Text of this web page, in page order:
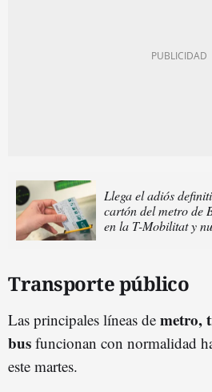
Llega el adiós
cartón del metro de
en la T-Mobilitat y
Transporte público
Las principales líneas de metro,
bus funcionan con normalidad
este martes.